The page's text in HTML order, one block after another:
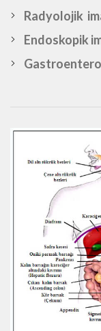
Radyolojik
Endoskopik